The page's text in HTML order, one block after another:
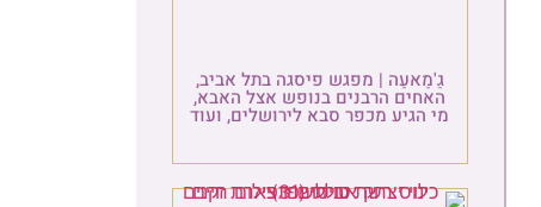
גַ'מַאעַה | מפגש פיסגה בתל אביב,
האחים הרבנים בנופש אצל האבא,
מי הגיע מכפר סבא לירושלים, ועוד